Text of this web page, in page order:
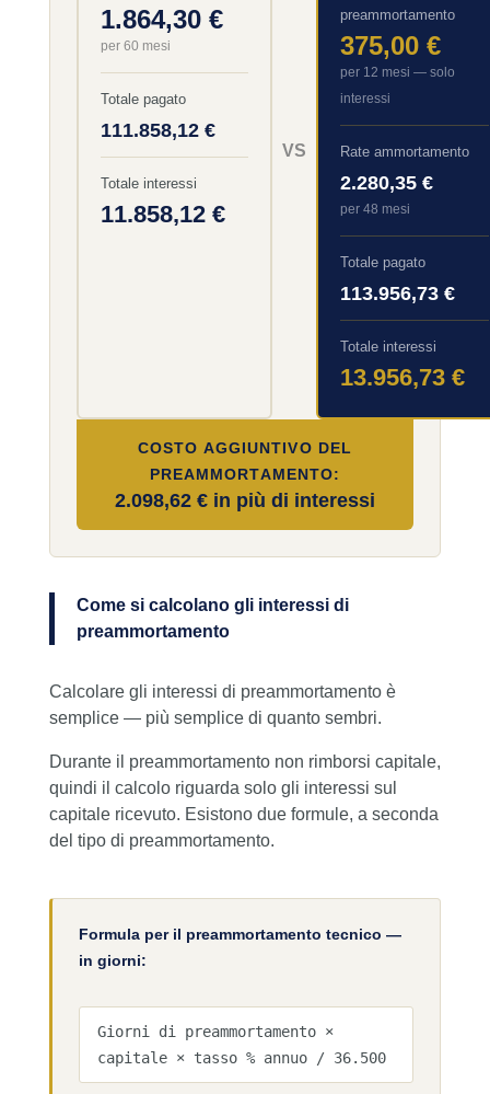
1.864,30 €
per 60 mesi
Totale pagato
111.858,12 €
Totale interessi
11.858,12 €
VS
preammortamento
375,00 €
per 12 mesi — solo
interessi
Rate ammortamento
2.280,35 €
per 48 mesi
Totale pagato
113.956,73 €
Totale interessi
13.956,73 €
COSTO AGGIUNTIVO DEL
PREAMMORTAMENTO:
2.098,62 € in più di interessi
Come si calcolano gli interessi di
preammortamento
Calcolare gli interessi di preammortamento è
semplice — più semplice di quanto sembri.
Durante il preammortamento non rimborsi capitale,
quindi il calcolo riguarda solo gli interessi sul
capitale ricevuto. Esistono due formule, a seconda
del tipo di preammortamento.
Formula per il preammortamento tecnico —
in giorni:
Giorni di preammortamento ×
capitale × tasso % annuo / 36.500